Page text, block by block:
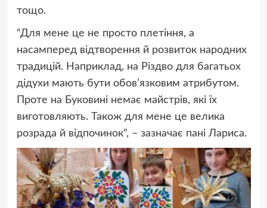
тощо.
“Для мене це не просто плетіння, а
насамперед відтворення й розвиток народних
традицій. Наприклад, на Різдво для багатьох
дідухи мають бути обов’язковим атрибутом.
Проте на Буковині немає майстрів, які їх
виготовляють. Також для мене це велика
розрада й відпочинок”, – зазначає пані Лариса.